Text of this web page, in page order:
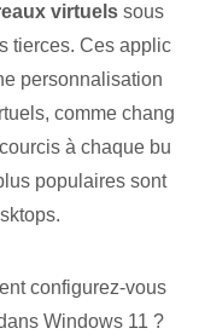
virtuels ‌sous
tierces⁣. Ces applic
personnalisation
comme chang
à chaque bu
populaires sont
configurez-vous
Windows 11 ?